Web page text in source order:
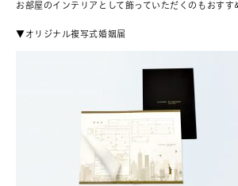
お部屋のインテリアとして飾っていただくのもおすす
▼オリジナル複写式婚姻届